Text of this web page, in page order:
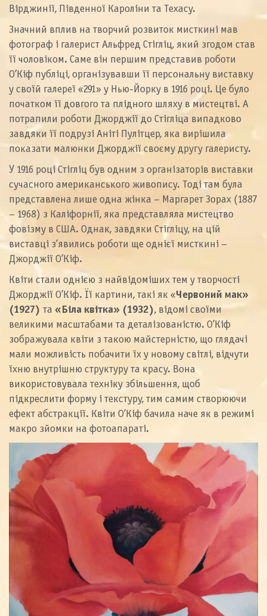
Вірджинії, Південної Кароліни та Техасу.
Значний вплив на творчий розвиток мисткині мав
фотограф і галерист Альфред Стігліц, який згодом став
її чоловіком. Саме він першим представив роботи
О’Кіф публіці, організувавши її персональну виставку
у своїй галереї «291» у Нью-Йорку в 1916 році. Це було
початком її довгого та плідного шляху в мистецтві. А
потрапили роботи Джорджії до Стігліца випадково
завдяки її подрузі Аніті Пулітцер, яка вирішила
показати малюнки Джорджії своєму другу галеристу.
У 1916 році Стігліц був одним з організаторів виставки
сучасного американського живопису. Тоді там була
представлена лише одна жінка – Маргарет Зорах (1887
– 1968) з Каліфорнії, яка представляла мистецтво
фовізму в США. Однак, завдяки Стігліцу, на цій
виставці з’явились роботи ще однієї мисткині –
Джорджії О’Кіф.
Квіти стали однією з найвідоміших тем у творчості
Джорджії О’Кіф. Її картини, такі як «Червоний мак»
(1927) та «Біла квітка» (1932), відомі своїми
великими масштабами та деталізованістю. О’Кіф
зображувала квіти з такою майстерністю, що глядачі
мали можливість побачити їх у новому світлі, відчути
їхню внутрішню структуру та красу. Вона
використовувала техніку збільшення, щоб
підкреслити форму і текстуру, тим самим створюючи
ефект абстракції. Квіти О’Кіф бачила наче як в режимі
макро зйомки на фотоапараті.